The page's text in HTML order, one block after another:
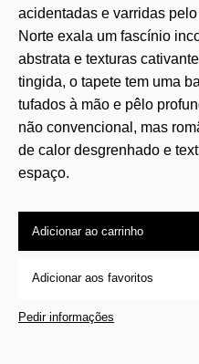
acidentadas e varridas
Norte exala um fascínio
abstrata e texturas
tingida, o tapete tem uma
tufados à mão e pêlo
não convencional, mas
de calor desgrenhado e
espaço.
Adicionar ao carrinho
Adicionar aos favoritos
Pedir informações